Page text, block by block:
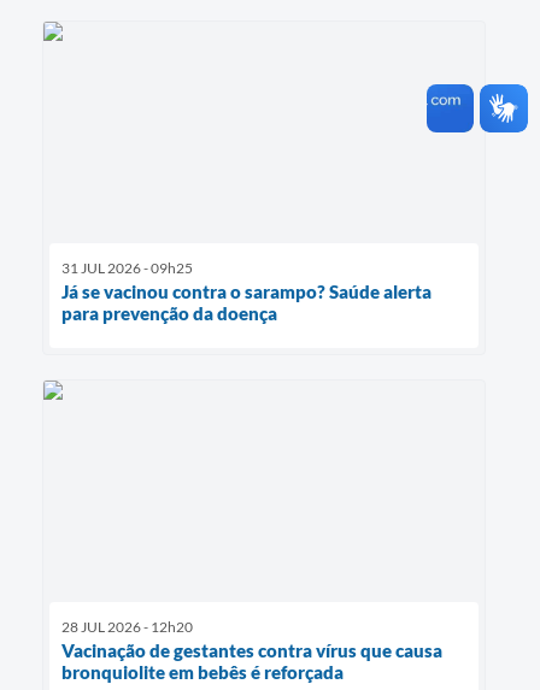
31 JUL 2026 - 09h25
Já se vacinou contra o sarampo? Saúde alerta
para prevenção da doença
28 JUL 2026 - 12h20
Vacinação de gestantes contra vírus que causa
bronquiolite em bebês é reforçada